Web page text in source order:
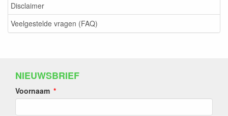
Disclaimer
Veelgestelde vragen (FAQ)
NIEUWSBRIEF
Voornaam